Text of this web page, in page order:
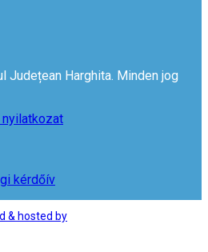
Județean Harghita. Minden jog
kérdőív
& hosted by